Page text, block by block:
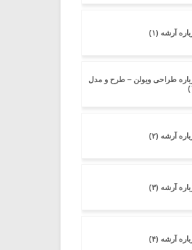
آرشه (۱)
طراحی ویولن – طرح و مدل
آرشه (۲)
آرشه (۳)
آرشه (۴)